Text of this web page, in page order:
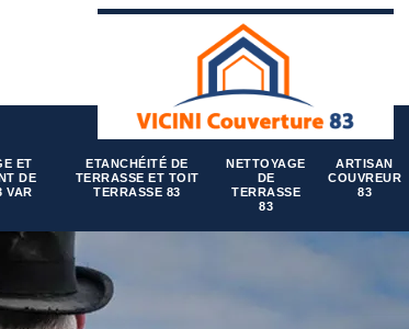
ET
DE
VAR
ETANCHÉITÉ DE
TERRASSE ET TOIT
TERRASSE 83
NETTOYAGE
DE
TERRASSE
83
ARTISAN
COUVREUR
83